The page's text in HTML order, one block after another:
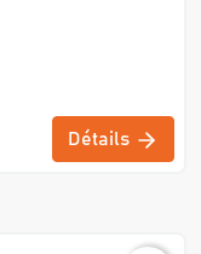
Détails